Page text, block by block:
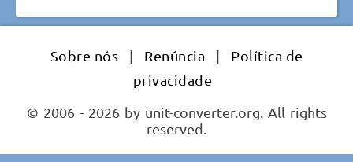
Sobre nós | Renúncia |
Política de
privacidade
© 2006 - 2026 by unit-converter.org. All rights
reserved.